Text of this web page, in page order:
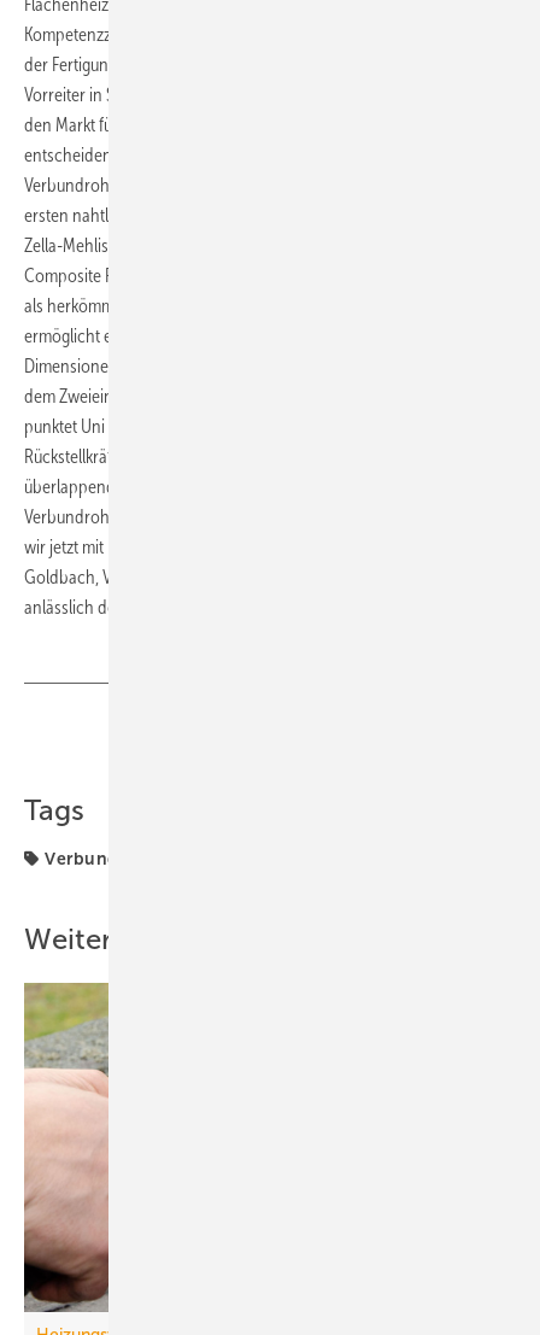
Flächenheizungen. Zudem arbeiten die Experten im
Kompetenzzentrum stetig an der Weiterentwicklung des Produkts und
der Fertigungstechnologie. Seit 25 Jahren gilt das Unternehmen als
Vorreiter in Sachen Verbundrohrtechnologie und hat in dieser Zeit
den Markt für Installationstechnik mit zahlreichen Innovationen
entscheidend geprägt. Den Anspruch als Innovationsführer in der
Verbundrohrtechnologie hat Uponor 2013 mit der Einführung des
ersten nahtlosen Mehrschichtverbundrohres unterstrichen. Mit der in
Zella-Mehlis entwickelten SACP-Technologie (Seamless Aluminium
Composite Pipe) ist das Ringmaterial deutlich flexibler und biegbarer
als herkömmliche Verbundrohre, das Uponor-Biegewerkzeug
ermöglicht einen bis zu 40 % engeren Biegeradius, der bei den
Dimensionen 16 und 20 mm nur dem Zweifachen, bei 25 und 32 mm
dem Zweieinhalbfachen des Rohrdurchmessers entspricht. Zudem
punktet Uni Pipe Plus bei der Installation durch deutlich geringere
Rückstellkräfte gegenüber Verbundrohren mit stumpf oder
überlappend verschweißter Aluminiumschicht. „Die
Verbundrohrtechnologie ist eine lange Erfolgsstory von Uponor, die
wir jetzt mit Uni Pipe Plus nahtlos fortführen“, freute sich Georg
Goldbach, Vice President Sales & Marketing Uponor Central Europe,
anlässlich des Produktionsmeilensteins.
Tags
Verbundrohr
Weitere Inhalte